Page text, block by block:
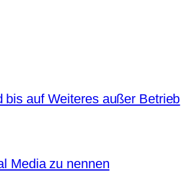
bis auf Weiteres außer Betrieb
Media zu nennen